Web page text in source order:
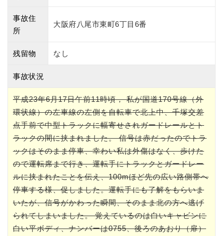
事故住
所
大阪府八尾市東町6丁目6番
残留物 なし
事故状況
平成23年6月17日午前11時頃， 私が国道170号線（外
環状線）の左車線の左側を自転車で北上中、千塚交差
点手前で中型トラックに幅寄せされガードレールとト
ラックの間に挟まれました。 信号は赤だったのでトラ
ックはそのまま停車、幸わい私は外傷はなく、歩けた
ので運転席まで行き、運転手にトラックとガードレー
ルに挟まれたことを伝え、100mほど先の広い路側帯へ
停車する様、促しました。運転手にも了解をもらいま
いたが、信号がかわった瞬間、そのまま北の方へ逃げ
られてしまいました。 覚えているのは白いキャビンに
白い平ボディ、ナンバーは0755、後ろのあおり（扉）